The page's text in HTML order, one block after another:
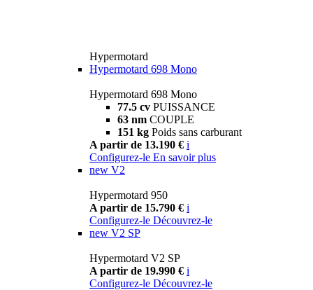
Hypermotard
Hypermotard 698 Mono
Hypermotard 698 Mono
77.5 cv PUISSANCE
63 nm COUPLE
151 kg Poids sans carburant
A partir de 13.190 € i
Configurez-le En savoir plus
new V2
Hypermotard 950
A partir de 15.790 € i
Configurez-le Découvrez-le
new V2 SP
Hypermotard V2 SP
A partir de 19.990 € i
Configurez-le Découvrez-le